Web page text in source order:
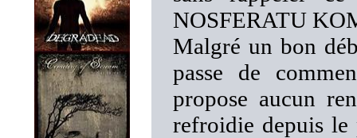
NOSFERATU
Malgré un bon
passe de
propose aucun
refroidie depuis le